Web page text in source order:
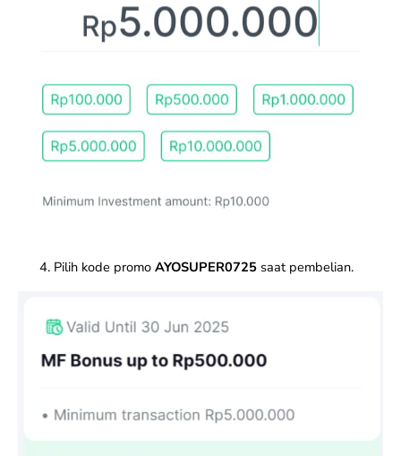
Pilih kode promo AYOSUPER0725 saat pembelian.